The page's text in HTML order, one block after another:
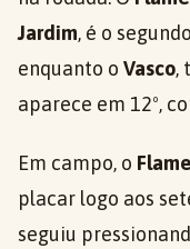
Jardim, é o
enquanto o Vasco,
aparece em 12º,
Em campo, o
placar logo aos
seguiu